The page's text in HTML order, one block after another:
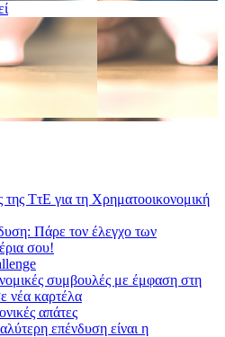
της ΤτΕ για τη Χρηματοοικονομική
Πάρε τον έλεγχο των
σου!
συμβουλές με έμφαση στη
νέα καρτέλα
απάτες
επένδυση είναι η